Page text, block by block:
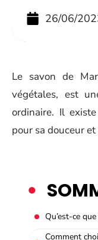
26/06/
Le savon de
végétales, est
ordinaire. Il
pour sa douceur
Qu’est-ce
Comment